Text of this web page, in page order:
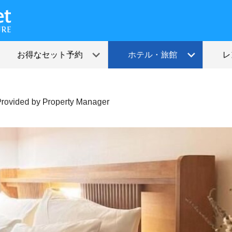
by Property Manager